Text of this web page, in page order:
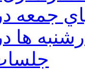
جمعه در
ها در